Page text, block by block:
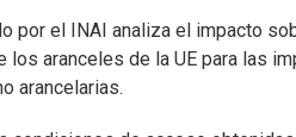
por el INAI analiza el impacto
aranceles de la UE para las
arancelarias.